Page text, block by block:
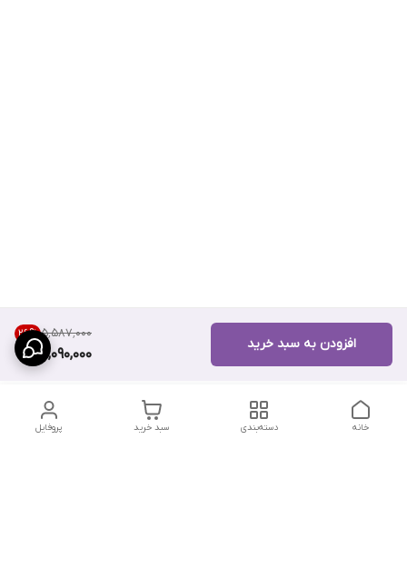
۵٬۵۸۷٬۰۰۰ 26%
4,090,000
افزودن به سبد خرید
پروفایل سبد خرید دسته‌بندی خانه